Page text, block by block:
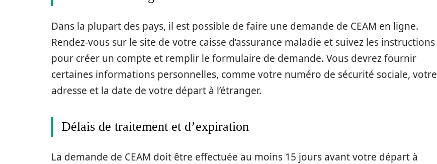
Dans la plupart des pays, il est possible de faire une demande de CEAM en ligne.
Rendez-vous sur le site de votre caisse d’assurance maladie et suivez les instructions
pour créer un compte et remplir le formulaire de demande. Vous devrez fournir
certaines informations personnelles, comme votre numéro de sécurité sociale, votre
adresse et la date de votre départ à l’étranger.
Délais de traitement et d’expiration
La demande de CEAM doit être effectuée au moins 15 jours avant votre départ à